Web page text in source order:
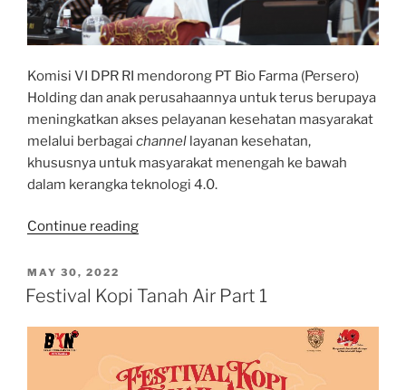
Komisi VI DPR RI mendorong PT Bio Farma (Persero)
Holding dan anak perusahaannya untuk terus berupaya
meningkatkan akses pelayanan kesehatan masyarakat
melalui berbagai channel layanan kesehatan,
khususnya untuk masyarakat menengah ke bawah
dalam kerangka teknologi 4.0.
Continue reading“Komisi
RI
Tingkatkan
POSTED
ON
MAY 30, 2022
Festival Kopi Tanah Air Part 1